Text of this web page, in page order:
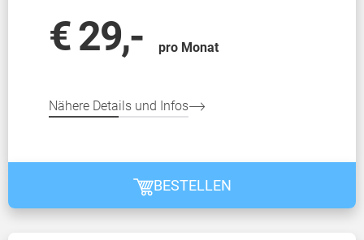
€ 29,- pro Monat
Nähere Details und Infos
BESTELLEN